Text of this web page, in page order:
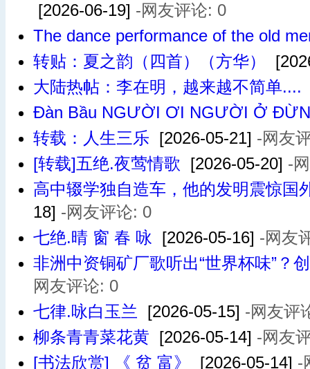
[2026-06-19] -网友评论: 0
The dance performance of the old
转贴：夏之韵（四首）（方华）
大陆热帖：李在明，越来越不简单....
Đàn Bầu NGƯỜI ƠI NGƯỜI Ở
转载：人生三乐 [2026-05-21] -网友
[转载]五绝.夜莺情歌 [2026-05-20] -
高中辍学独自造车，他的发明震惊国
18] -网友评论: 0
七绝.晴 窗 春 咏 [2026-05-16] -网友
非洲中资铜矿厂歌听出“世界杯味”？
网友评论: 0
七律.咏白玉兰 [2026-05-15] -网友评
柳条青青菜花黄 [2026-05-14] -网友
[书法欣赏] 《 贫 富》
[2026-05-14] -